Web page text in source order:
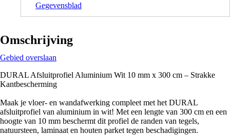
Gegevensblad
Omschrijving
Gebied overslaan
DURAL Afsluitprofiel Aluminium Wit 10 mm x 300 cm – Strakke
Kantbescherming
Maak je vloer- en wandafwerking compleet met het DURAL
afsluitprofiel van aluminium in wit! Met een lengte van 300 cm en een
hoogte van 10 mm beschermt dit profiel de randen van tegels,
natuursteen, laminaat en houten parket tegen beschadigingen.